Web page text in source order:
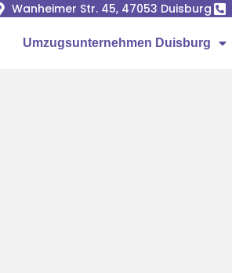
Wanheimer Str. 45, 47053 Duisburg
Umzugsunternehmen Duisburg